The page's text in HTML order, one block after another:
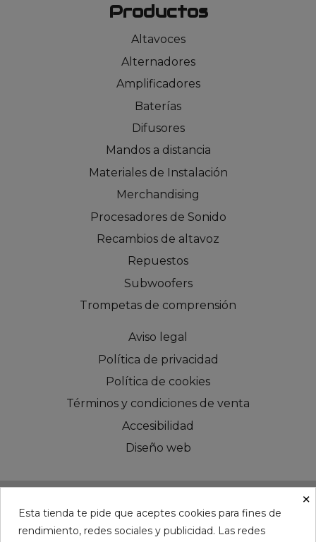
Productos
Altavoces
Alternadores
Amplificadores
Baterías
Difusores
Mandos a distancia
Materiales de Instalación
Merchandising
Procesadores de Sonido
Recambios de altavoz
Repuestos
Subwoofers
Trompetas de comprensión
Aviso legal
Política de privacidad
Política de cookies
Términos y condiciones de venta
Accesibilidad
Diseño web
×
Esta tienda te pide que aceptes cookies para fines de
rendimiento, redes sociales y publicidad. Las redes